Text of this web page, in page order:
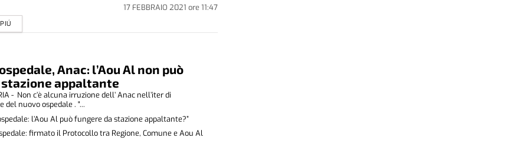
17 FEBBRAIO 2021 ore 11:47
Anac: l’Aou Al non può
appaltante
- Non c’è alcuna irruzione dell’ Anac nell’iter di
del nuovo ospedale . "...
l’Aou Al può fungere da stazione appaltante?”
firmato il Protocollo tra Regione, Comune e Aou Al